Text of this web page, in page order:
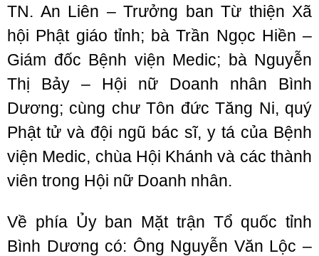
TN. An Liên – Trưởng ban Từ thiện Xã
hội Phật giáo tỉnh; bà Trần Ngọc Hiền –
Giám đốc Bệnh viện Medic; bà Nguyễn
Thị Bảy – Hội nữ Doanh nhân Bình
Dương; cùng chư Tôn đức Tăng Ni, quý
Phật tử và đội ngũ bác sĩ, y tá của Bệnh
viện Medic, chùa Hội Khánh và các thành
viên trong Hội nữ Doanh nhân.
Về phía Ủy ban Mặt trận Tổ quốc tỉnh
Bình Dương có: Ông Nguyễn Văn Lộc –